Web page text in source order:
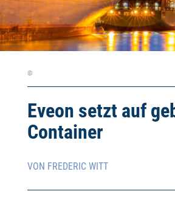
©
Eveon setzt auf
Container
VON FREDERIC WITT